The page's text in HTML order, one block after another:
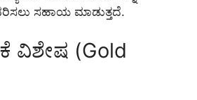
ಸಹಾಯ ಮಾಡುತ್ತದೆ.
ವಿಶೇಷ (Gold